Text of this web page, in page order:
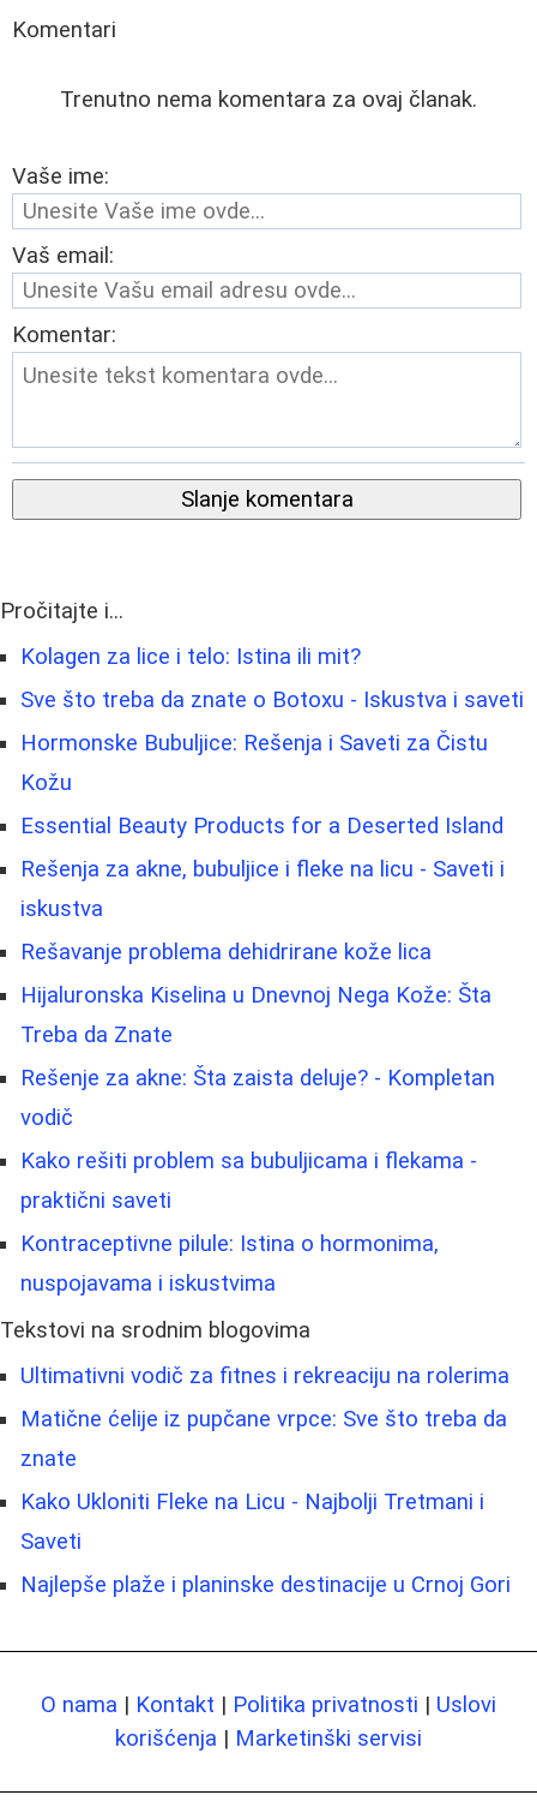
Komentari
Trenutno nema komentara za ovaj članak.
Vaše ime:
Vaš email:
Komentar:
Slanje komentara
Pročitajte i...
Kolagen za lice i telo: Istina ili mit?
Sve što treba da znate o Botoxu - Iskustva i saveti
Hormonske Bubuljice: Rešenja i Saveti za Čistu
Kožu
Essential Beauty Products for a Deserted Island
Rešenja za akne, bubuljice i fleke na licu - Saveti i
iskustva
Rešavanje problema dehidrirane kože lica
Hijaluronska Kiselina u Dnevnoj Nega Kože: Šta
Treba da Znate
Rešenje za akne: Šta zaista deluje? - Kompletan
vodič
Kako rešiti problem sa bubuljicama i flekama -
praktični saveti
Kontraceptivne pilule: Istina o hormonima,
nuspojavama i iskustvima
Tekstovi na srodnim blogovima
Ultimativni vodič za fitnes i rekreaciju na rolerima
Matične ćelije iz pupčane vrpce: Sve što treba da
znate
Kako Ukloniti Fleke na Licu - Najbolji Tretmani i
Saveti
Najlepše plaže i planinske destinacije u Crnoj Gori
O nama | Kontakt | Politika privatnosti | Uslovi
korišćenja | Marketinški servisi